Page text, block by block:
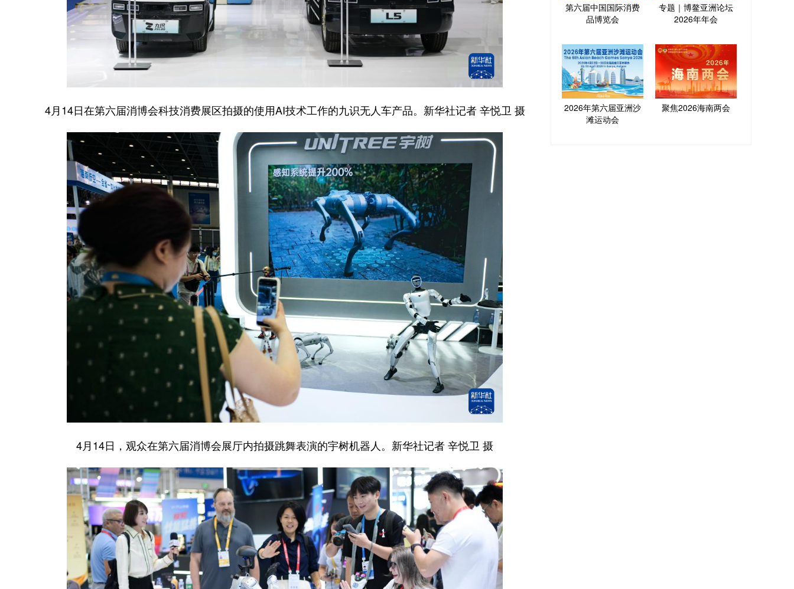
4月14日在第六届消博会科技消费展区拍摄的使用AI技术工作的九识无人车产品。新华社记者 辛悦卫 摄
4月14日，观众在第六届消博会展厅内拍摄跳舞表演的宇树机器人。新华社记者 辛悦卫 摄
第六届中国国际消费
品博览会
专题｜博鳌亚洲论坛
2026年年会
2026年第六届亚洲沙
滩运动会
聚焦2026海南两会